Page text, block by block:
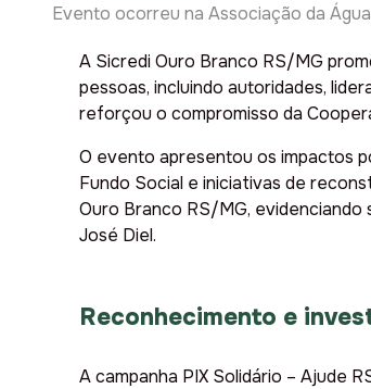
Evento ocorreu na Associação da
A Sicredi Ouro Branco RS/MG
pessoas, incluindo autoridades,
reforçou o compromisso da
O evento apresentou os impactos
Fundo Social e iniciativas de
Ouro Branco RS/MG,
José Diel.
Reconhecimento e
A campanha PIX Solidário – Ajude